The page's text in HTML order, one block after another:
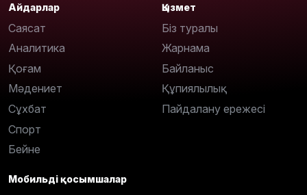
Айдарлар
Саясат
Аналитика
Қоғам
Мәдениет
Сұхбат
Спорт
Бейне
Қызмет
Біз туралы
Жарнама
Байланыс
Құпиялылық
Пайдалану ережесі
Мобильді қосымшалар